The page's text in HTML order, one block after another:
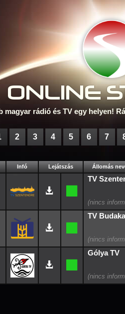
ONLINE S
magyar rádió és TV egy helyen!
2 3 4 5 6 7
Infó Lejátszás Állomás
TV
TV
Gólya TV